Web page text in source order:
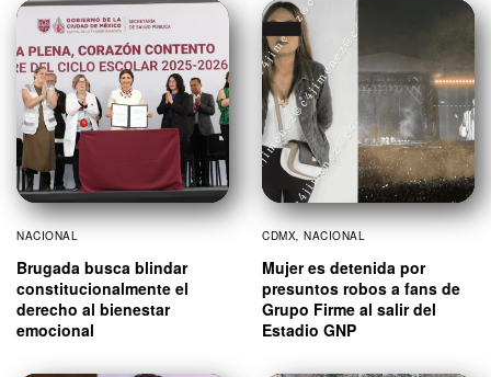
NACIONAL
Brugada busca blindar
constitucionalmente el
derecho al bienestar
emocional
CDMX, NACIONAL
Mujer es detenida por
presuntos robos a fans de
Grupo Firme al salir del
Estadio GNP